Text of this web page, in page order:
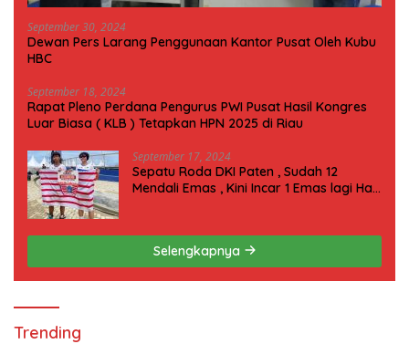
September 30, 2024
Dewan Pers Larang Penggunaan Kantor Pusat Oleh Kubu
HBC
September 18, 2024
Rapat Pleno Perdana Pengurus PWI Pusat Hasil Kongres
Luar Biasa ( KLB ) Tetapkan HPN 2025 di Riau
September 17, 2024
Sepatu Roda DKI Paten , Sudah 12
Mendali Emas , Kini Incar 1 Emas lagi Hari
Selengkapnya
Trending